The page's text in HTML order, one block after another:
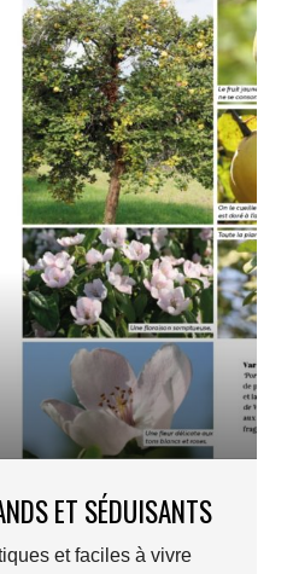
ET SÉDUISANTS
et faciles à vivre